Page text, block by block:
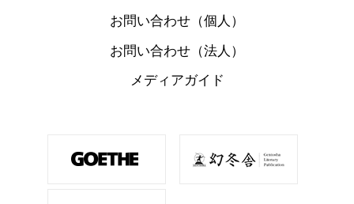
お問い合わせ（個人）
お問い合わせ（法人）
メディアガイド